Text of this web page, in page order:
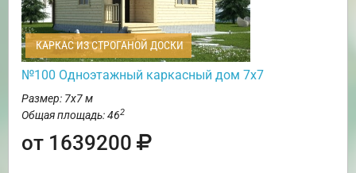
КАРКАС ИЗ СТРОГАНОЙ ДОСКИ
№100 Одноэтажный каркасный дом 7х7
Размер: 7х7 м
Общая площадь: 462
от 1639200